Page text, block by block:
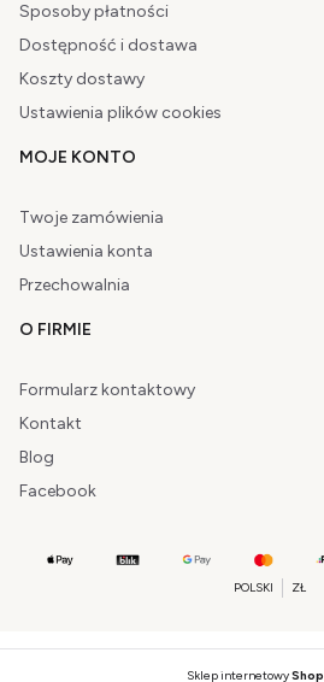
Sposoby płatności
Dostępność i dostawa
Koszty dostawy
Ustawienia plików cookies
MOJE KONTO
Twoje zamówienia
Ustawienia konta
Przechowalnia
O FIRMIE
Formularz kontaktowy
Kontakt
Blog
Facebook
POLSKI ZŁ
Sklep internetowy